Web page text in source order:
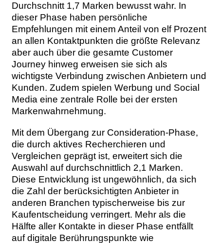
Durchschnitt 1,7 Marken bewusst wahr. In
dieser Phase haben persönliche
Empfehlungen mit einem Anteil von elf Prozent
an allen Kontaktpunkten die größte Relevanz
aber auch über die gesamte Customer
Journey hinweg erweisen sie sich als
wichtigste Verbindung zwischen Anbietern und
Kunden. Zudem spielen Werbung und Social
Media eine zentrale Rolle bei der ersten
Markenwahrnehmung.
Mit dem Übergang zur Consideration-Phase,
die durch aktives Recherchieren und
Vergleichen geprägt ist, erweitert sich die
Auswahl auf durchschnittlich 2,1 Marken.
Diese Entwicklung ist ungewöhnlich, da sich
die Zahl der berücksichtigten Anbieter in
anderen Branchen typischerweise bis zur
Kaufentscheidung verringert. Mehr als die
Hälfte aller Kontakte in dieser Phase entfällt
auf digitale Berührungspunkte wie